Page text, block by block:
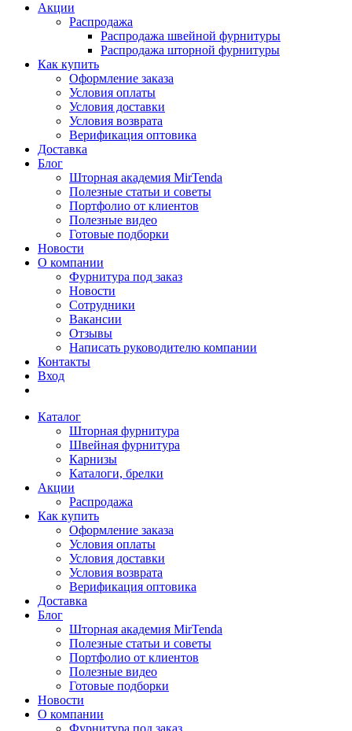
Акции
Распродажа
Распродажа швейной фурнитуры
Распродажа шторной фурнитуры
Как купить
Оформление заказа
Условия оплаты
Условия доставки
Условия возврата
Верификация оптовика
Доставка
Блог
Шторная академия MirTenda
Полезные статьи и советы
Портфолио от клиентов
Полезные видео
Готовые подборки
Новости
О компании
Фурнитура под заказ
Новости
Сотрудники
Вакансии
Отзывы
Написать руководителю компании
Контакты
Вход
Каталог
Шторная фурнитура
Швейная фурнитура
Карнизы
Каталоги, брелки
Акции
Распродажа
Как купить
Оформление заказа
Условия оплаты
Условия доставки
Условия возврата
Верификация оптовика
Доставка
Блог
Шторная академия MirTenda
Полезные статьи и советы
Портфолио от клиентов
Полезные видео
Готовые подборки
Новости
О компании
Фурнитура под заказ